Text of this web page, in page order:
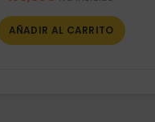
AÑADIR AL CARRITO